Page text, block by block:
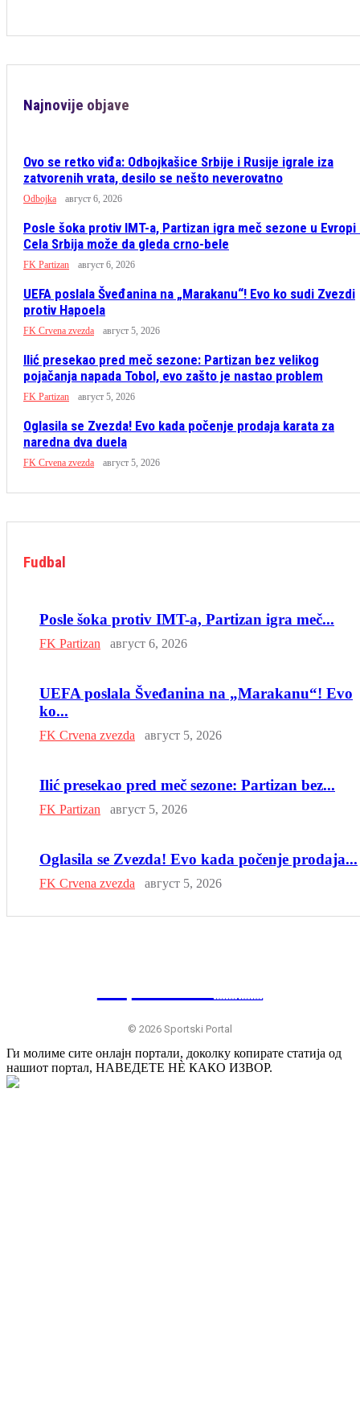
Najnovije objave
Ovo se retko viđa: Odbojkašice Srbije i Rusije igrale iza
zatvorenih vrata, desilo se nešto neverovatno
Odbojka август 6, 2026
Posle šoka protiv IMT-a, Partizan igra meč sezone u Evropi
Cela Srbija može da gleda crno-bele
FK Partizan август 6, 2026
UEFA poslala Šveđanina na „Marakanu“! Evo ko sudi Zvezdi
protiv Hapoela
FK Crvena zvezda август 5, 2026
Ilić presekao pred meč sezone: Partizan bez velikog
pojačanja napada Tobol, evo zašto je nastao problem
FK Partizan август 5, 2026
Oglasila se Zvezda! Evo kada počenje prodaja karata za
naredna dva duela
FK Crvena zvezda август 5, 2026
Fudbal
Posle šoka protiv IMT-a, Partizan igra meč...
FK Partizan август 6, 2026
UEFA poslala Šveđanina na „Marakanu“! Evo
ko...
FK Crvena zvezda август 5, 2026
Ilić presekao pred meč sezone: Partizan bez...
FK Partizan август 5, 2026
Oglasila se Zvezda! Evo kada počenje prodaja...
FK Crvena zvezda август 5, 2026
© 2026 Sportski Portal
Ги молиме сите онлајн портали, доколку копирате статија од
нашиот портал, НАВЕДЕТЕ НÈ КАКО ИЗВОР.